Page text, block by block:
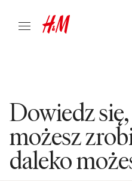
Dowiedz
możesz
daleko